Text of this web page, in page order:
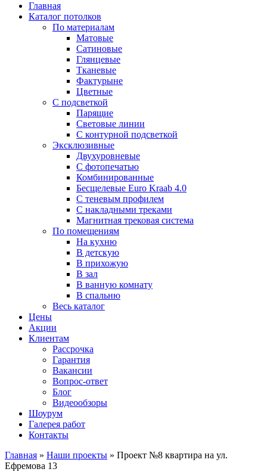
Главная
Каталог потолков
По материалам
Матовые
Сатиновые
Глянцевые
Тканевые
Фактурыне
Цветные
С подсветкой
Парящие
Световые линии
С контурной подсветкой
Эксклюзивные
Двухуровневые
С фотопечатью
Комбинированные
Бесщелевые Euro Kraab 4.0
С теневым профилем
С накладными треками
Магнитная трековая система
По помещениям
На кухню
В детскую
В прихожую
В зал
В ванную комнату
В спальню
Весь каталог
Цены
Акции
Клиентам
Рассрочка
Гарантия
Вакансии
Вопрос-ответ
Блог
Видеообзоры
Шоурум
Галерея работ
Контакты
Главная » Наши проекты » Проект №8 квартира на ул.
Ефремова 13